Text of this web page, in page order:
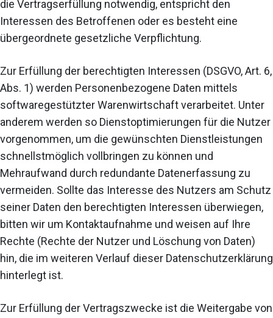
die Vertragserfüllung notwendig, entspricht den
Interessen des Betroffenen oder es besteht eine
übergeordnete gesetzliche Verpflichtung.
Zur Erfüllung der berechtigten Interessen (DSGVO, Art. 6,
Abs. 1) werden Personenbezogene Daten mittels
softwaregestützter Warenwirtschaft verarbeitet. Unter
anderem werden so Dienstoptimierungen für die Nutzer
vorgenommen, um die gewünschten Dienstleistungen
schnellstmöglich vollbringen zu können und
Mehraufwand durch redundante Datenerfassung zu
vermeiden. Sollte das Interesse des Nutzers am Schutz
seiner Daten den berechtigten Interessen überwiegen,
bitten wir um Kontaktaufnahme und weisen auf Ihre
Rechte (Rechte der Nutzer und Löschung von Daten)
hin, die im weiteren Verlauf dieser Datenschutzerklärung
hinterlegt ist.
Zur Erfüllung der Vertragszwecke ist die Weitergabe von